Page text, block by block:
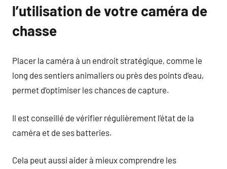
l’utilisation de votre caméra de
chasse
Placer la caméra à un endroit stratégique, comme le
long des sentiers animaliers ou près des points d’eau,
permet d’optimiser les chances de capture.
Il est conseillé de vérifier régulièrement l’état de la
caméra et de ses batteries.
Cela peut aussi aider à mieux comprendre les